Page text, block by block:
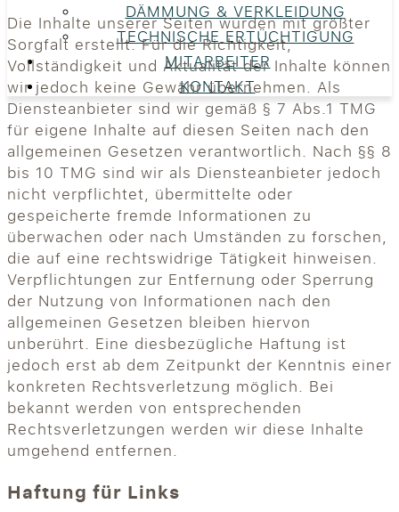
DÄMMUNG & VERKLEIDUNG
TECHNISCHE ERTÜCHTIGUNG
MITARBEITER
KONTAKT
Die Inhalte unserer Seiten wurden mit größter
Sorgfalt erstellt. Für die Richtigkeit,
Vollständigkeit und Aktualität der Inhalte können
wir jedoch keine Gewähr übernehmen. Als
Diensteanbieter sind wir gemäß § 7 Abs.1 TMG
für eigene Inhalte auf diesen Seiten nach den
allgemeinen Gesetzen verantwortlich. Nach §§ 8
bis 10 TMG sind wir als Diensteanbieter jedoch
nicht verpflichtet, übermittelte oder
gespeicherte fremde Informationen zu
überwachen oder nach Umständen zu forschen,
die auf eine rechtswidrige Tätigkeit hinweisen.
Verpflichtungen zur Entfernung oder Sperrung
der Nutzung von Informationen nach den
allgemeinen Gesetzen bleiben hiervon
unberührt. Eine diesbezügliche Haftung ist
jedoch erst ab dem Zeitpunkt der Kenntnis einer
konkreten Rechtsverletzung möglich. Bei
bekannt werden von entsprechenden
Rechtsverletzungen werden wir diese Inhalte
umgehend entfernen.
Haftung für Links